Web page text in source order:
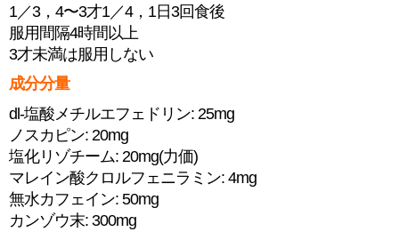
1／3，4〜3才1／4，1日3回食後
服用間隔4時間以上
3才未満は服用しない
成分分量
dl-塩酸メチルエフェドリン: 25mg
ノスカピン: 20mg
塩化リゾチーム: 20mg(力価)
マレイン酸クロルフェニラミン: 4mg
無水カフェイン: 50mg
カンゾウ末: 300mg